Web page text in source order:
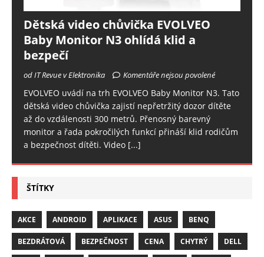
Dětská video chůvička EVOLVEO
Baby Monitor N3 ohlídá klid a
bezpečí
od IT Revue v Elektronika Komentáře nejsou povolené
EVOLVEO uvádí na trh EVOLVEO Baby Monitor N3. Tato
dětská video chůvička zajistí nepřetržitý dozor dítěte
až do vzdálenosti 300 metrů. Přenosný barevný
monitor a řada pokročilých funkcí přináší klid rodičům
a bezpečnost dítěti. Video [...]
ŠTÍTKY
AKCE ANDROID APLIKACE ASUS BENQ
BEZDRÁTOVÁ BEZPEČNOST CENA CHYTRÝ DELL